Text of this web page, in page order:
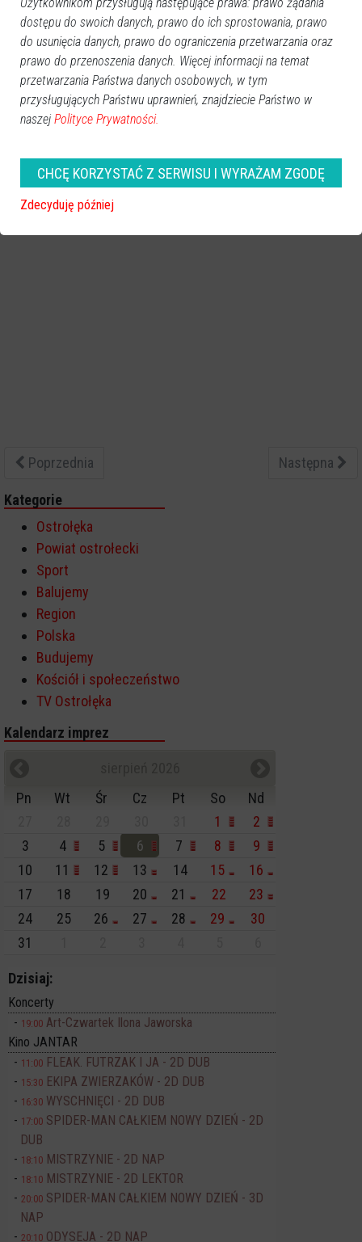
Powiat ostrołecki
2025-07-29 11:02
Poprzednia Następna
Kategorie
Ostrołęka
Powiat ostrołecki
Sport
Balujemy
Region
Polska
Budujemy
Kościół i społeczeństwo
TV Ostrołęka
Kalendarz imprez
Pn
Wt Śr Cz Pt So
Nd
1
2
3
4 5 6 7 8
9
10
11 12 13 14 15
16
17
18 19 20 21 22
23
24
25 26 27 28 29
30
31
Dzisiaj:
Koncerty
19:00 Art-Czwartek Ilona Jaworska
Kino JANTAR
11:00 FLEAK. FUTRZAK I JA - 2D DUB
15:30 EKIPA ZWIERZAKÓW - 2D DUB
16:30 WYSCHNIĘCI - 2D DUB
17:00 SPIDER-MAN CAŁKIEM NOWY DZIEŃ - 2D
DUB
18:10 MISTRZYNIE - 2D NAP
18:10 MISTRZYNIE - 2D LEKTOR
20:00 SPIDER-MAN CAŁKIEM NOWY DZIEŃ - 3D
NAP
20:10 ODYSEJA - 2D NAP
dostępu do swoich danych, prawo do ich sprostowania, prawo
do usunięcia danych, prawo do ograniczenia przetwarzania oraz
prawo do przenoszenia danych. Więcej informacji na temat
przetwarzania Państwa danych osobowych, w tym
przysługujących Państwu uprawnień, znajdziecie Państwo w
naszej Polityce Prywatności.
CHCĘ KORZYSTAĆ Z SERWISU I WYRAŻAM ZGODĘ
Zdecyduję później